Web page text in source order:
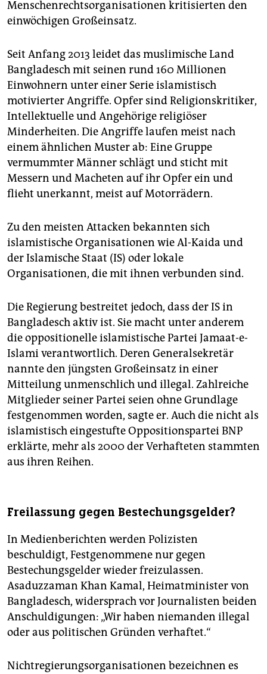
epaper login
Menschenrechtsorganisationen kritisierten den
einwöchigen Großeinsatz.
Seit Anfang 2013 leidet das muslimische Land
Bangladesch mit seinen rund 160 Millionen
Einwohnern unter einer Serie islamistisch
motivierter Angriffe. Opfer sind Religionskritiker,
Intellektuelle und Angehörige religiöser
Minderheiten. Die Angriffe laufen meist nach
einem ähnlichen Muster ab: Eine Gruppe
vermummter Männer schlägt und sticht mit
Messern und Macheten auf ihr Opfer ein und
flieht unerkannt, meist auf Motorrädern.
Zu den meisten Attacken bekannten sich
islamistische Organisationen wie Al-Kaida und
der Islamische Staat (IS) oder lokale
Organisationen, die mit ihnen verbunden sind.
Die Regierung bestreitet jedoch, dass der IS in
Bangladesch aktiv ist. Sie macht unter anderem
die oppositionelle islamistische Partei Jamaat-e-
Islami verantwortlich. Deren Generalsekretär
nannte den jüngsten Großeinsatz in einer
Mitteilung unmenschlich und illegal. Zahlreiche
Mitglieder seiner Partei seien ohne Grundlage
festgenommen worden, sagte er. Auch die nicht als
islamistisch eingestufte Oppositionspartei BNP
erklärte, mehr als 2000 der Verhafteten stammten
aus ihren Reihen.
Freilassung gegen Bestechungsgelder?
In Medienberichten werden Polizisten
beschuldigt, Festgenommene nur gegen
Bestechungsgelder wieder freizulassen.
Asaduzzaman Khan Kamal, Heimatminister von
Bangladesch, widersprach vor Journalisten beiden
Anschuldigungen: „Wir haben niemanden illegal
oder aus politischen Gründen verhaftet.“
Nichtregierungsorganisationen bezeichnen es